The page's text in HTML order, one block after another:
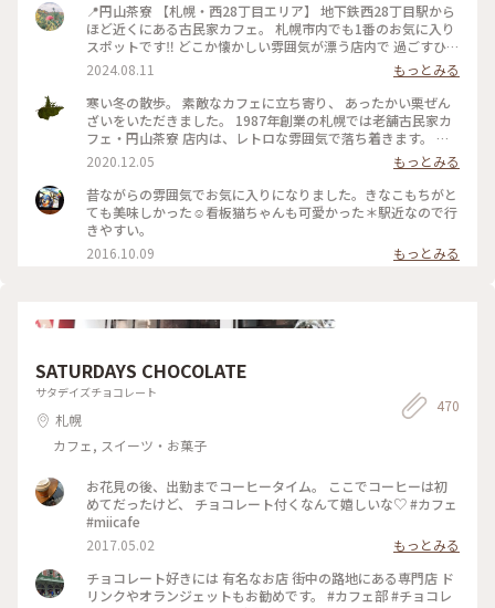
📍円山茶寮 【札幌・西28丁目エリア】 地下鉄西28丁目駅から
ほど近くにある古民家カフェ。 札幌市内でも1番のお気に入り
スポットです‼︎ どこか懐かしい雰囲気が漂う店内で 過ごすひと
ときが大好きです☺️ 夏は風鈴の音を聴きながら美味しい 甘味
とお茶をいただくのが至高です🎐 札幌を訪れると必ず立ち寄
りたくなる場所です‼︎
2024.08.11
もっとみる
寒い冬の散歩。 素敵なカフェに立ち寄り、 あったかい栗ぜん
ざいをいただきました。 1987年創業の札幌では老舗古民家カ
フェ・円山茶寮 店内は、レトロな雰囲気で落ち着きます。 ぽ
ってりとしたぜんざいは、お椀にたっぷり。 甘さ控えめなの
で、箸休めのお漬物と一緒に 最後まで美味しく頂きました😊
人気のいちごぜんざいや抹茶ぜんざい、鍋焼きうどんなどお食
事も気になりました。 またのお楽しみに❣️ #ことりっぷ北海道
#冬を味わう #札幌 #古民家カフェ #ぜんざい #レトロ
2020.12.05
もっとみる
昔ながらの雰囲気でお気に入りになりました。きなこもちがと
ても美味しかった☺︎看板猫ちゃんも可愛かった＊駅近なので行
きやすい。
2016.10.09
もっとみる
SATURDAYS CHOCOLATE
サタデイズチョコレート
札幌
カフェ, スイーツ・お菓子
470
お花見の後、出勤までコーヒータイム。 ここでコーヒーは初
めてだったけど、 チョコレート付くなんて嬉しいな♡ #カフェ
#miicafe
2017.05.02
もっとみる
チョコレート好きには 有名なお店 街中の路地にある専門店 ド
リンクやオランジェットもお勧めです。 #カフェ部 #チョコレ